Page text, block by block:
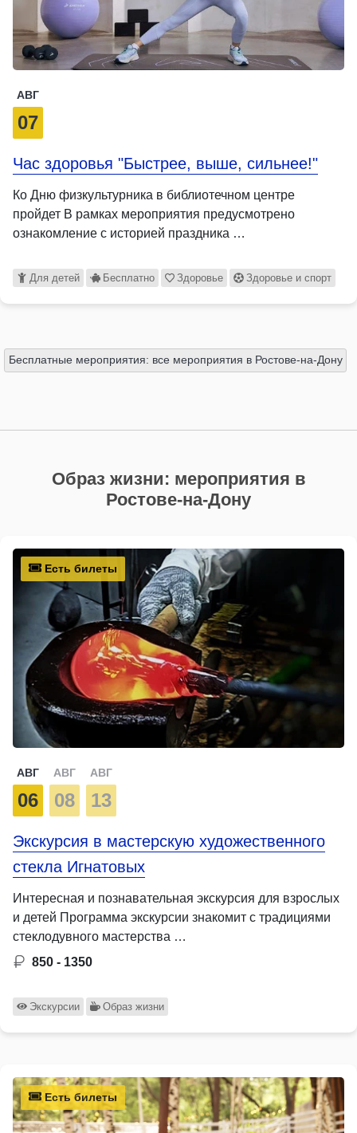
АВГ
07
Час здоровья "Быстрее, выше, сильнее!"
Ко Дню физкультурника в библиотечном центре
пройдет В рамках мероприятия предусмотрено
ознакомление с историей праздника …
Для детей Бесплатно Здоровье Здоровье и спорт
Бесплатные мероприятия: все мероприятия в Ростове-на-Дону
Образ жизни: мероприятия в
Ростове-на-Дону
Есть билеты
АВГ
06
АВГ
08
АВГ
13
Экскурсия в мастерскую художественного
стекла Игнатовых
Интересная и познавательная экскурсия для взрослых
и детей Программа экскурсии знакомит с традициями
стеклодувного мастерства …
850 - 1350
Экскурсии Образ жизни
Есть билеты